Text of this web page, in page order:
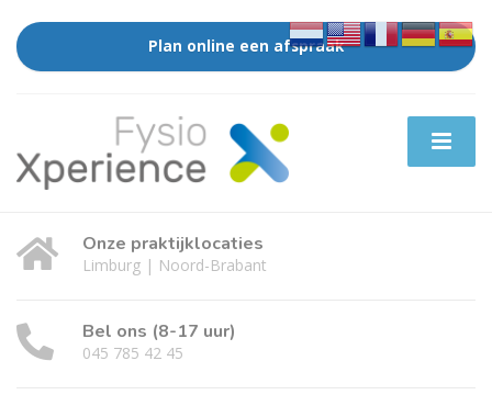
Plan online een afspraak
Onze praktijklocaties
Limburg | Noord-Brabant
Bel ons (8-17 uur)
045 785 42 45